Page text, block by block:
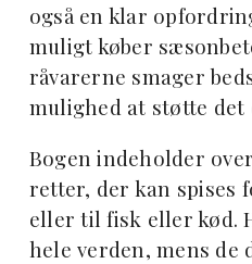
også en klar
muligt køber
råvarerne smager
mulighed at støtte det
Bogen indeholder
retter, der kan spises
eller til fisk eller kød.
hele verden, mens de